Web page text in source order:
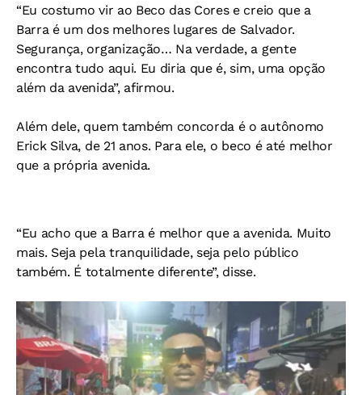
“Eu costumo vir ao Beco das Cores e creio que a
Barra é um dos melhores lugares de Salvador.
Segurança, organização… Na verdade, a gente
encontra tudo aqui. Eu diria que é, sim, uma opção
além da avenida”, afirmou.
Além dele, quem também concorda é o autônomo
Erick Silva, de 21 anos. Para ele, o beco é até melhor
que a própria avenida.
“Eu acho que a Barra é melhor que a avenida. Muito
mais. Seja pela tranquilidade, seja pelo público
também. É totalmente diferente”, disse.